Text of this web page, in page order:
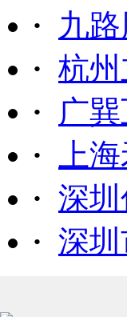
·
九
· 杭
·
广
·
上
· 深
· 深